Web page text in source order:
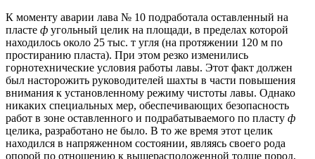
К моменту аварии лава № 10 подработала оставленный на
пласте ф угольный целик на площади, в пределах которой
находилось около 25 тыс. т угля (на протяжении 120 м по
простиранию пласта). При этом резко изменились
горнотехнические условия работы лавы. Этот факт должен
был насторожить руководителей шахты в части повышения
внимания к установленному режиму чистоты лавы. Однако
никаких специальных мер, обеспечивающих безопасность
работ в зоне оставленного и подрабатываемого по пласту ф
целика, разработано не было. В то же время этот целик
находился в напряженном состоянии, являясь своего рода
опорой по отношению к вышерасположенной толще пород,